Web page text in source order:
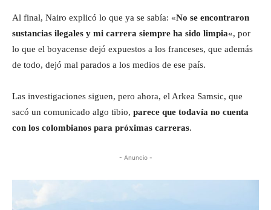
Al final, Nairo explicó lo que ya se sabía: «No se encontraron
sustancias ilegales y mi carrera siempre ha sido limpia«, por
lo que el boyacense dejó expuestos a los franceses, que además
de todo, dejó mal parados a los medios de ese país.
Las investigaciones siguen, pero ahora, el Arkea Samsic, que
sacó un comunicado algo tibio, parece que todavía no cuenta
con los colombianos para próximas carreras.
- Anuncio -